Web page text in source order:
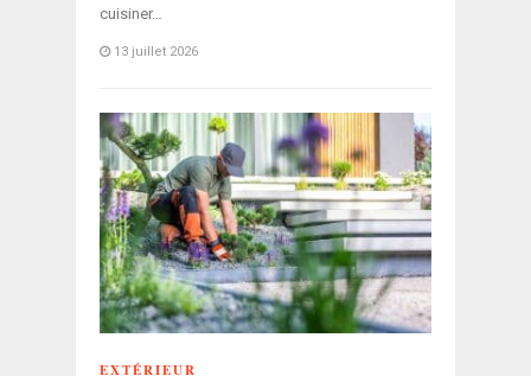
cuisiner…
13 juillet 2026
EXTÉRIEUR